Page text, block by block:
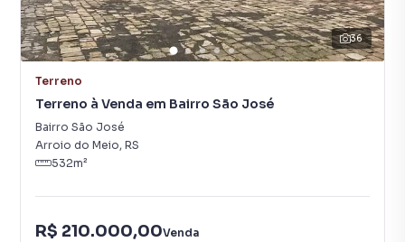
36
Terreno
Terreno à Venda em Bairro São José
Bairro São José
Arroio do Meio, RS
532m²
R$ 210.000,00Venda